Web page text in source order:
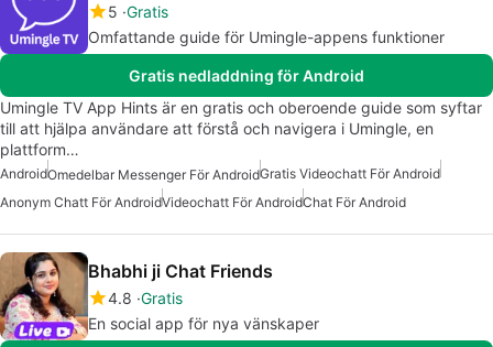
5 Gratis
Omfattande guide för Umingle-appens funktioner
Gratis nedladdning för Android
Umingle TV App Hints är en gratis och oberoende guide som syftar
till att hjälpa användare att förstå och navigera i Umingle, en
plattform…
AndroidOmedelbar Messenger För AndroidGratis Videochatt För Android
Anonym Chatt För AndroidVideochatt För AndroidChat För Android
Bhabhi ji Chat Friends
4.8 Gratis
En social app för nya vänskaper